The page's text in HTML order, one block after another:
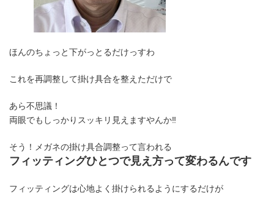
ほんのちょっと下がっとるだけっすわ
これを再調整して掛け具合を整えただけで
あら不思議！
両眼でもしっかりスッキリ見えますやんか‼
そう！メガネの掛け具合調整って言われる
フィッティングひとつで見え方って変わるんです
フィッティングは心地よく掛けられるようにするだけが